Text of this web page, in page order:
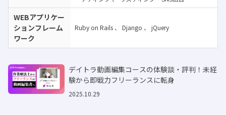
WEBアプリケー
ションフレーム
ワーク
Ruby on Rails 、 Django 、 jQuery
デイトラ動画編集コースの体験談・評判！未経
験から即戦力フリーランスに転身
2025.10.29